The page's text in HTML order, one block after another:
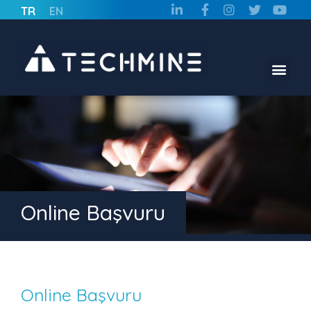
TR EN
Online Başvuru
Online Başvuru